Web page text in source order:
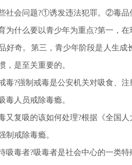
社会问题?①诱发违法犯罪。②毒
为什么要以青少年为重点?第一，
好奇。第三，青少年阶段是人生
，是至关重要的。
毒?强制戒毒是公安机关对吸食、
毒人员戒除毒瘾。
又复吸的该如何处理?根据《全国
制戒除毒瘾。
吸毒者?吸毒者是社会中心的一类